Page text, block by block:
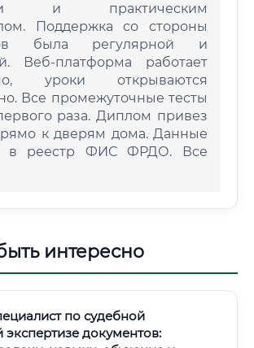
и практическим
Поддержка со стороны
была регулярной и
Веб-платформа работает
уроки открываются
Все промежуточные тесты
раза. Диплом привез
к дверям дома. Данные
в реестр ФИС ФРДО. Все
интересно
по судебной
экспертизе документов: